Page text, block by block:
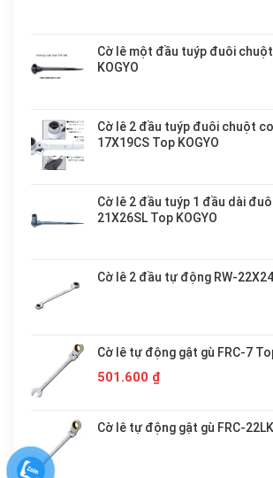
Cờ lê một đầu tuýp đuôi
KOGYO
Cờ lê 2 đầu tuýp đuôi chuột
17X19CS Top KOGYO
Cờ lê 2 đầu tuýp 1 đầu dài
21X26SL Top KOGYO
Cờ lê 2 đầu tự động RW-
Cờ lê tự động gật gù FRC-7
501.600 ₫
Cờ lê tự động gật gù FRC-